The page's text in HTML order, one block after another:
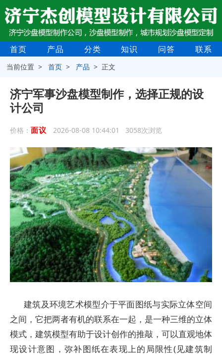
首页 产品 分类 知识 问答 联系
当前位置 >首页 > 产品 > 正文
济宁军事沙盘模型制作，选择正规的设
计公司
价格： 面议 2026-08-08 10:44:01 3058次浏览
建筑及环境艺术模型介于平面图纸与实际立体空间
之间，它把两者有机的联系在一起，是一种三维的立体
模式，建筑模型有助于设计创作的推敲，可以直观地体
现设计意图，弥补图纸在表现上的局限性(见建筑制